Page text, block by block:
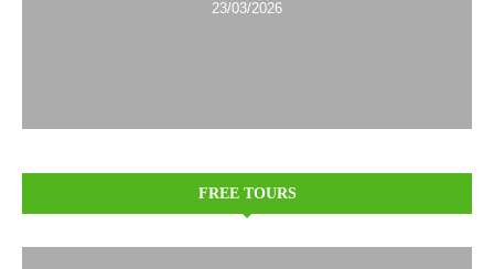
23/03/2026
FREE TOURS